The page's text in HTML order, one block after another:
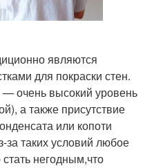
являются
для покраски стен.
очень высокий уровень
а также присутствие
или копоти
за таких условий любое
негодным,что